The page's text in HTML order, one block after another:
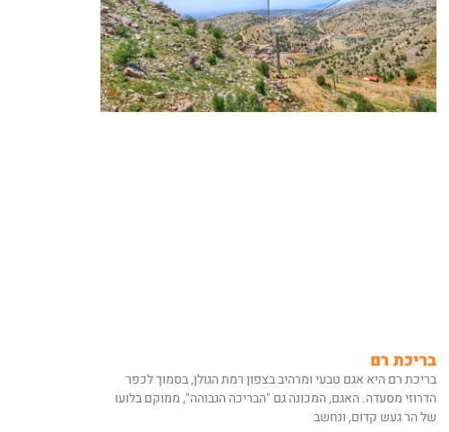
בריכת רם
בריכת רם היא אגם טבעי ומרהיב בצפון רמת הגולן, בסמוך לכפר
הדרוזי מסעדה. האגם, המכונה גם "הבריכה הגבוהה", ממוקם בלועו
של הר געש קדום, ונחשב